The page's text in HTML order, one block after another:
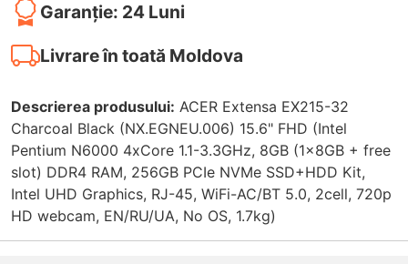
Garanție: 24 Luni
Livrare în toată Moldova
Descrierea produsului: ACER Extensa EX215-32
Charcoal Black (NX.EGNEU.006) 15.6" FHD (Intel
Pentium N6000 4xCore 1.1-3.3GHz, 8GB (1x8GB + free
slot) DDR4 RAM, 256GB PCIe NVMe SSD+HDD Kit,
Intel UHD Graphics, RJ-45, WiFi-AC/BT 5.0, 2cell, 720p
HD webcam, EN/RU/UA, No OS, 1.7kg)